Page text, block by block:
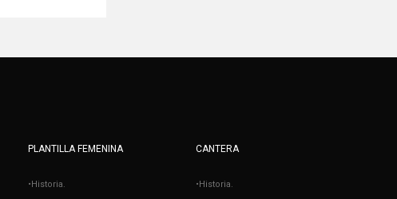
PLANTILLA FEMENINA
•Historia.
CANTERA
•Historia.